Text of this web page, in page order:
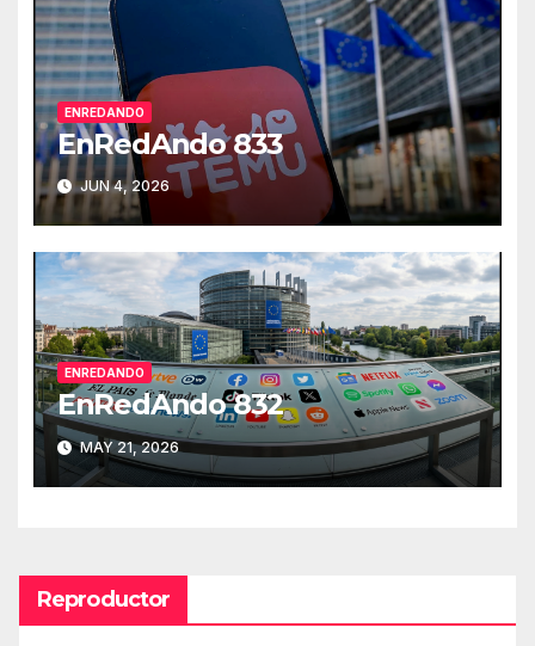
ENREDANDO
EnRedAndo 833
JUN 4, 2026
ENREDANDO
EnRedAndo 832
MAY 21, 2026
Reproductor